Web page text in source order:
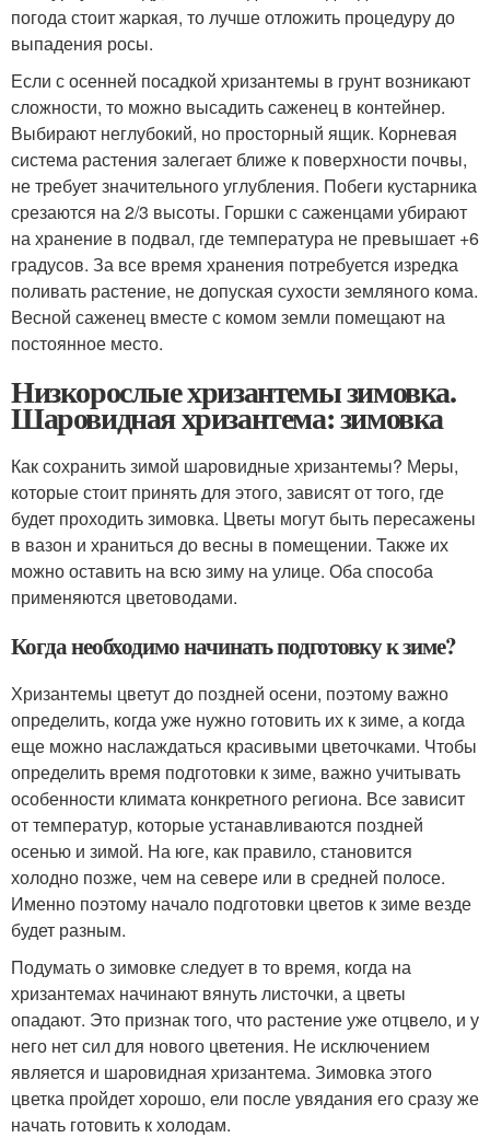
погода стоит жаркая, то лучше отложить процедуру до
выпадения росы.
Если с осенней посадкой хризантемы в грунт возникают
сложности, то можно высадить саженец в контейнер.
Выбирают неглубокий, но просторный ящик. Корневая
система растения залегает ближе к поверхности почвы,
не требует значительного углубления. Побеги кустарника
срезаются на 2/3 высоты. Горшки с саженцами убирают
на хранение в подвал, где температура не превышает +6
градусов. За все время хранения потребуется изредка
поливать растение, не допуская сухости земляного кома.
Весной саженец вместе с комом земли помещают на
постоянное место.
Низкорослые хризантемы зимовка.
Шаровидная хризантема: зимовка
Как сохранить зимой шаровидные хризантемы? Меры,
которые стоит принять для этого, зависят от того, где
будет проходить зимовка. Цветы могут быть пересажены
в вазон и храниться до весны в помещении. Также их
можно оставить на всю зиму на улице. Оба способа
применяются цветоводами.
Когда необходимо начинать подготовку к зиме?
Хризантемы цветут до поздней осени, поэтому важно
определить, когда уже нужно готовить их к зиме, а когда
еще можно наслаждаться красивыми цветочками. Чтобы
определить время подготовки к зиме, важно учитывать
особенности климата конкретного региона. Все зависит
от температур, которые устанавливаются поздней
осенью и зимой. На юге, как правило, становится
холодно позже, чем на севере или в средней полосе.
Именно поэтому начало подготовки цветов к зиме везде
будет разным.
Подумать о зимовке следует в то время, когда на
хризантемах начинают вянуть листочки, а цветы
опадают. Это признак того, что растение уже отцвело, и у
него нет сил для нового цветения. Не исключением
является и шаровидная хризантема. Зимовка этого
цветка пройдет хорошо, ели после увядания его сразу же
начать готовить к холодам.